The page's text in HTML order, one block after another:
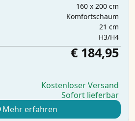
160 x 200 cm
Komfortschaum
21 cm
H3/H4
€ 184,95
Kostenloser Versand
Sofort lieferbar
Mehr erfahren